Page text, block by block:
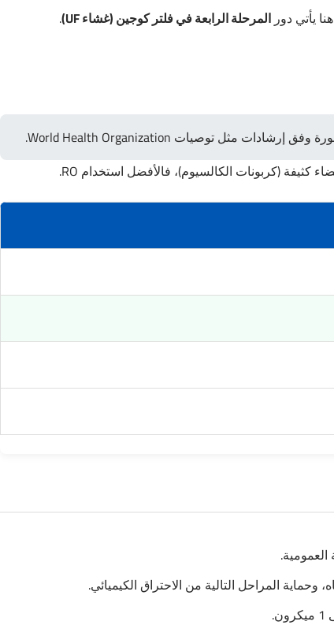
المرحلة الرابعة في فلتر كوجين (غشاء UF)
.
المراحل التالية من الاحتراق الكيميائي.